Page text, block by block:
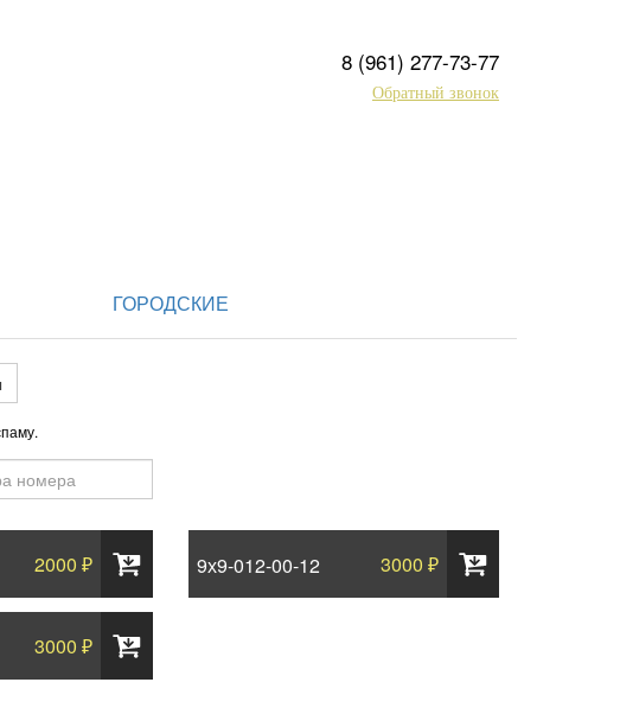
8 (961) 277-73-77
Обратный звонок
ГОРОДСКИЕ
2000 ₽ 9х9-012-00-12 3000 ₽
3000 ₽